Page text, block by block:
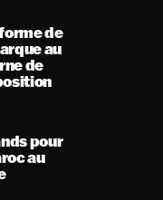
de
au
de
pour
au